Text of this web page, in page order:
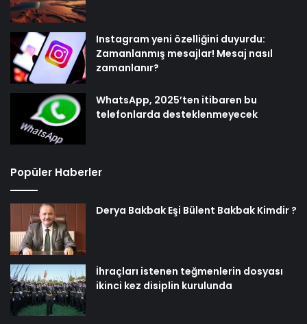
Instagram yeni özelliğini duyurdu:
Zamanlanmış mesajlar! Mesaj nasıl
zamanlanır?
WhatsApp, 2025’ten itibaren bu
telefonlarda desteklenmeyecek
Popüler Haberler
Derya Bakbak Eşi Bülent Bakbak Kimdir ?
İhraçları istenen teğmenlerin dosyası
ikinci kez disiplin kurulunda